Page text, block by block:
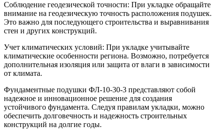
Соблюдение геодезической точности: При укладке обращайте
внимание на геодезическую точность расположения подушек.
Это важно для последующего строительства и выравнивания
стен и других конструкций.
Учет климатических условий: При укладке учитывайте
климатические особенности региона. Возможно, потребуется
дополнительная изоляция или защита от влаги в зависимости
от климата.
Фундаментные подушки ФЛ-10-30-3 представляют собой
надежное и инновационное решение для создания
устойчивого фундамента. Следуя правилам укладки, можно
обеспечить долговечность и надежность строительных
конструкций на долгие годы.